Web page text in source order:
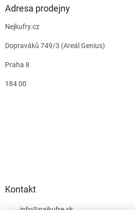
Adresa prodejny
Nejkufry.cz
Dopraváků 749/3 (Areál Genius)
Praha 8
184 00
Kontakt